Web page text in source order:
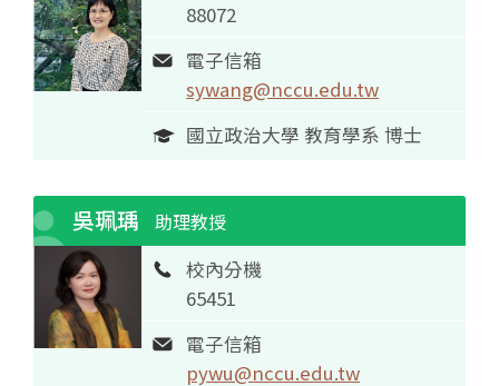
88072
電子信箱
sywang@nccu.edu.tw
國立政治大學 教育學系 博士
吳珮瑀 助理教授
校內分機
65451
電子信箱
pywu@nccu.edu.tw